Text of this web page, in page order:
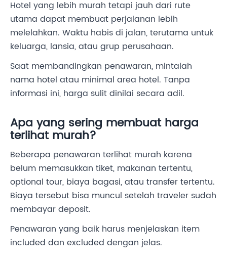
Hotel yang lebih murah tetapi jauh dari rute
utama dapat membuat perjalanan lebih
melelahkan. Waktu habis di jalan, terutama untuk
keluarga, lansia, atau grup perusahaan.
Saat membandingkan penawaran, mintalah
nama hotel atau minimal area hotel. Tanpa
informasi ini, harga sulit dinilai secara adil.
Apa yang sering membuat harga
terlihat murah?
Beberapa penawaran terlihat murah karena
belum memasukkan tiket, makanan tertentu,
optional tour, biaya bagasi, atau transfer tertentu.
Biaya tersebut bisa muncul setelah traveler sudah
membayar deposit.
Penawaran yang baik harus menjelaskan item
included dan excluded dengan jelas.